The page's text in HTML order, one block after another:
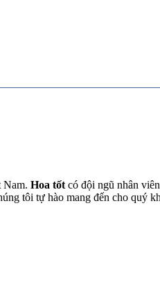
Nam. Hoa tốt có đội ngũ nhân
tôi tự hào mang đến cho quý